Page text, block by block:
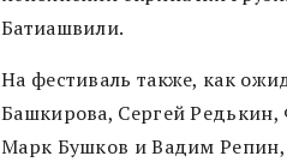
Батиашвили.
На фестиваль также, как
Башкирова, Сергей
Марк Бушков и Вадим